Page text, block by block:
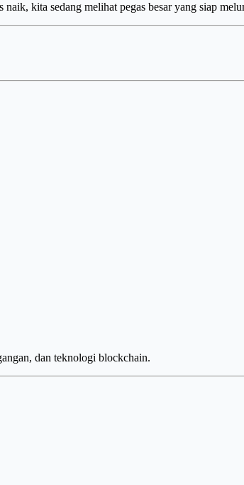
kita sedang melihat pegas besar yang siap
dan teknologi blockchain.